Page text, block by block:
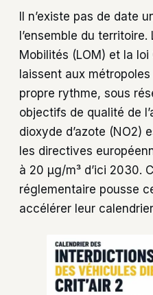
Il n’existe pas de date
l’ensemble du
Mobilités (LOM) et la
laissent aux
propre rythme, sous
objectifs de qualité de
dioxyde d’azote (NO2)
les directives
à 20 µg/m³ d’ici 2030.
réglementaire pousse
accélérer leur